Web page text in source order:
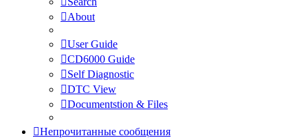
About
User Guide
CD6000 Guide
Self Diagnostic
DTC View
Documentstion & Files
Непрочитанные сообщения